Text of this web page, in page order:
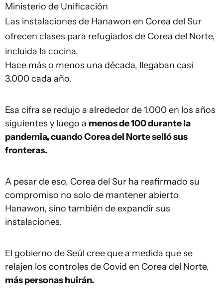
Ministerio de Unificación
Las instalaciones de Hanawon en Corea del Sur
ofrecen clases para refugiados de Corea del Norte,
incluida la cocina.
Hace más o menos una década, llegaban casi
3.000 cada año.
Esa cifra se redujo a alrededor de 1.000 en los años
siguientes y luego a menos de 100 durante la
pandemia, cuando Corea del Norte selló sus
fronteras.
A pesar de eso, Corea del Sur ha reafirmado su
compromiso no solo de mantener abierto
Hanawon, sino también de expandir sus
instalaciones.
El gobierno de Seúl cree que a medida que se
relajen los controles de Covid en Corea del Norte,
más personas huirán.